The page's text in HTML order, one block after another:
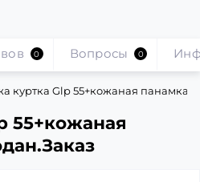
куртка Glp 55+кожаная панамка
55+кожаная
0 Вопросы 0